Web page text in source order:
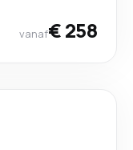
vanaf€ 258